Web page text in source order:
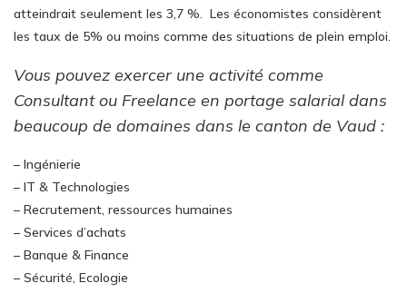
atteindrait seulement les 3,7 %. Les économistes considèrent
les taux de 5% ou moins comme des situations de plein emploi.
Vous pouvez exercer une activité comme
Consultant ou Freelance en portage salarial dans
beaucoup de domaines dans le canton de Vaud :
– Ingénierie
– IT & Technologies
– Recrutement, ressources humaines
– Services d’achats
– Banque & Finance
– Sécurité, Ecologie